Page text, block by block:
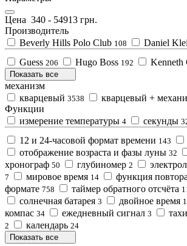
Цена 340 - 54913 грн.
Производитель
Beverly Hills Polo Club 108 Daniel
Guess 206 Hugo Boss 192 Kenneth
Показать все
механизм
кварцевый 3538 кварцевый +
Функции
измерение температуры 4 секунды
12 и 24-часовой формат времени 143
отображение возраста и фазы луны 32
хронограф 50 глубиномер 2
7 мировое время 14 функция
формате 758 таймер обратного отсчёта
солнечная батарея 3 двойное время
компас 34 ежедневный сигнал 3
2 календарь 24
Показать все